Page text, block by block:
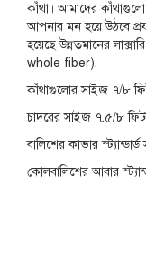
কাঁথা। আমাদের
আপনার মন হয়ে উঠবে
হয়েছে উন্নতমানের
whole fiber).
কাঁথাগুলোর সাইজ ৭/৮
চাদরের সাইজ ৭.৫/৮
বালিশের কাভার
কোলবালিশের আবার